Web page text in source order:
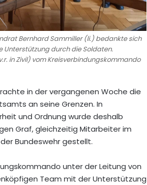
Bernhard Sammiller (li.) bedankte sich
Unterstützung durch die Soldaten.
in Zivil) vom Kreisverbindungskommando
in der vergangenen Woche die
an seine Grenzen. In
und Ordnung wurde deshalb
Graf, gleichzeitig Mitarbeiter im
Bundeswehr gestellt.
unter der Leitung von
Team mit der Unterstützung